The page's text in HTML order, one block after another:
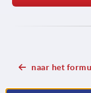
naar het